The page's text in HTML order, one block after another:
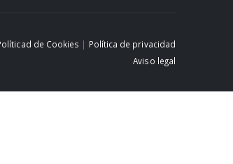
de Cookies | Política de privacidad
Aviso legal